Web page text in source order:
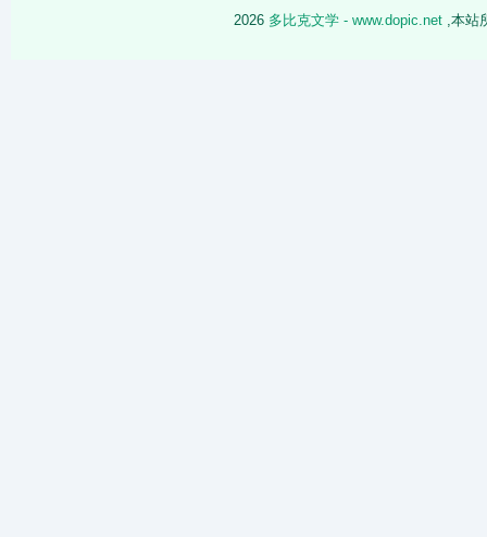
2026 多比克文学 - www.dopic.net ,本站